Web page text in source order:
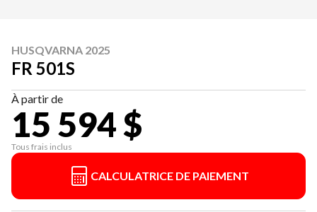
HUSQVARNA 2025
FR 501S
À partir de
15 594 $
Tous frais inclus
CALCULATRICE DE PAIEMENT